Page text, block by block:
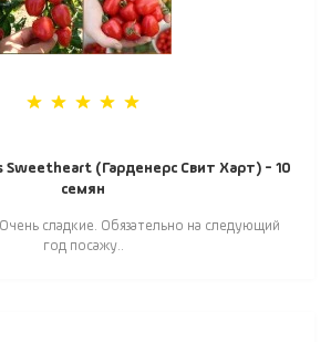
Sweetheart (Гарденерс Свит Харт) - 10
семян
сладкие. Обязательно на следующий
год посажу..